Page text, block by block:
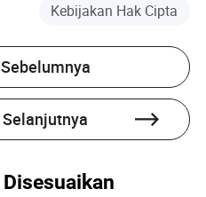
Kebijakan Hak Cipta